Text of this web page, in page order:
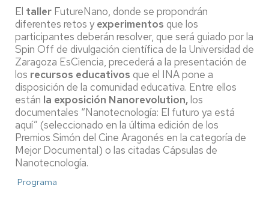
El taller FutureNano, donde se propondrán
diferentes retos y experimentos que los
participantes deberán resolver, que será guiado por la
Spin Off de divulgación científica de la Universidad de
Zaragoza EsCiencia, precederá a la presentación de
los recursos educativos que el INA pone a
disposición de la comunidad educativa. Entre ellos
están la exposición Nanorevolution,los
documentales “Nanotecnología: El futuro ya está
aquí” (seleccionado en la última edición de los
Premios Simón del Cine Aragonés en la categoría de
Mejor Documental) o las citadas Cápsulas de
Nanotecnología.
Programa